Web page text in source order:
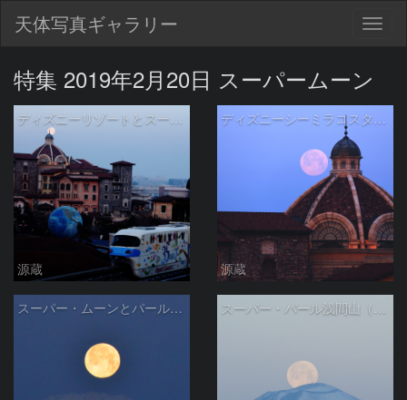
天体写真ギャラリー
特集 2019年2月20日 スーパームーン
ディズニーリゾートとスーパームーン
源蔵
ディズニーシーミラコスタのクーポラとスーパームーン
源蔵
スーパー・ムーンとパール富士 スーパー・パール浅間山（2019年2月20日）